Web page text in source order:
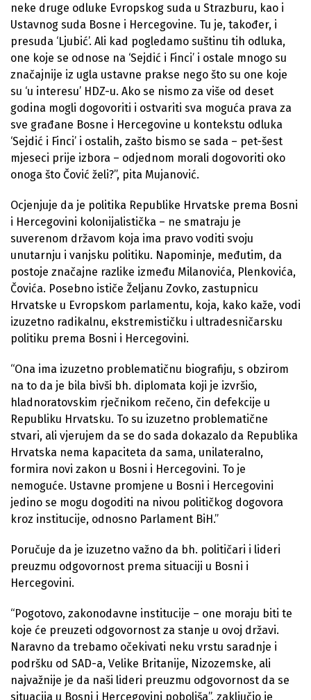
neke druge odluke Evropskog suda u Strazburu, kao i
Ustavnog suda Bosne i Hercegovine. Tu je, također, i
presuda ‘Ljubić’. Ali kad pogledamo suštinu tih odluka,
one koje se odnose na ‘Sejdić i Finci’ i ostale mnogo su
značajnije iz ugla ustavne prakse nego što su one koje
su ‘u interesu’ HDZ-u. Ako se nismo za više od deset
godina mogli dogovoriti i ostvariti sva moguća prava za
sve građane Bosne i Hercegovine u kontekstu odluka
‘Sejdić i Finci’ i ostalih, zašto bismo se sada – pet-šest
mjeseci prije izbora – odjednom morali dogovoriti oko
onoga što Čović želi?”, pita Mujanović.
Ocjenjuje da je politika Republike Hrvatske prema Bosni
i Hercegovini kolonijalistička – ne smatraju je
suverenom državom koja ima pravo voditi svoju
unutarnju i vanjsku politiku. Napominje, međutim, da
postoje značajne razlike između Milanovića, Plenkovića,
Čovića. Posebno ističe Željanu Zovko, zastupnicu
Hrvatske u Evropskom parlamentu, koja, kako kaže, vodi
izuzetno radikalnu, ekstremističku i ultradesničarsku
politiku prema Bosni i Hercegovini.
“Ona ima izuzetno problematičnu biografiju, s obzirom
na to da je bila bivši bh. diplomata koji je izvršio,
hladnoratovskim rječnikom rečeno, čin defekcije u
Republiku Hrvatsku. To su izuzetno problematične
stvari, ali vjerujem da se do sada dokazalo da Republika
Hrvatska nema kapaciteta da sama, unilateralno,
formira novi zakon u Bosni i Hercegovini. To je
nemoguće. Ustavne promjene u Bosni i Hercegovini
jedino se mogu dogoditi na nivou političkog dogovora
kroz institucije, odnosno Parlament BiH.”
Poručuje da je izuzetno važno da bh. političari i lideri
preuzmu odgovornost prema situaciji u Bosni i
Hercegovini.
“Pogotovo, zakonodavne institucije – one moraju biti te
koje će preuzeti odgovornost za stanje u ovoj državi.
Naravno da trebamo očekivati neku vrstu saradnje i
podršku od SAD-a, Velike Britanije, Nizozemske, ali
najvažnije je da naši lideri preuzmu odgovornost da se
situacija u Bosni i Hercegovini poboljša”, zaključio je